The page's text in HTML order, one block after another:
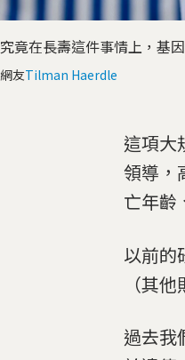
究竟在長壽這件事情上，基
網友Tilman Haerdle
這項大
領導，
亡年齡
以前的
（其
過去我